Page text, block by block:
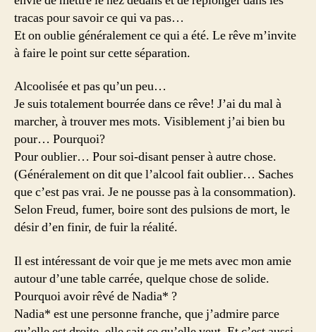
tracas pour savoir ce qui va pas…
Et on oublie généralement ce qui a été. Le rêve m’invite
à faire le point sur cette séparation.
Alcoolisée et pas qu’un peu…
Je suis totalement bourrée dans ce rêve! J’ai du mal à
marcher, à trouver mes mots. Visiblement j’ai bien bu
pour… Pourquoi?
Pour oublier… Pour soi-disant penser à autre chose.
(Généralement on dit que l’alcool fait oublier… Saches
que c’est pas vrai. Je ne pousse pas à la consommation).
Selon Freud, fumer, boire sont des pulsions de mort, le
désir d’en finir, de fuir la réalité.
Il est intéressant de voir que je me mets avec mon amie
autour d’une table carrée, quelque chose de solide.
Pourquoi avoir rêvé de Nadia* ?
Nadia* est une personne franche, que j’admire parce